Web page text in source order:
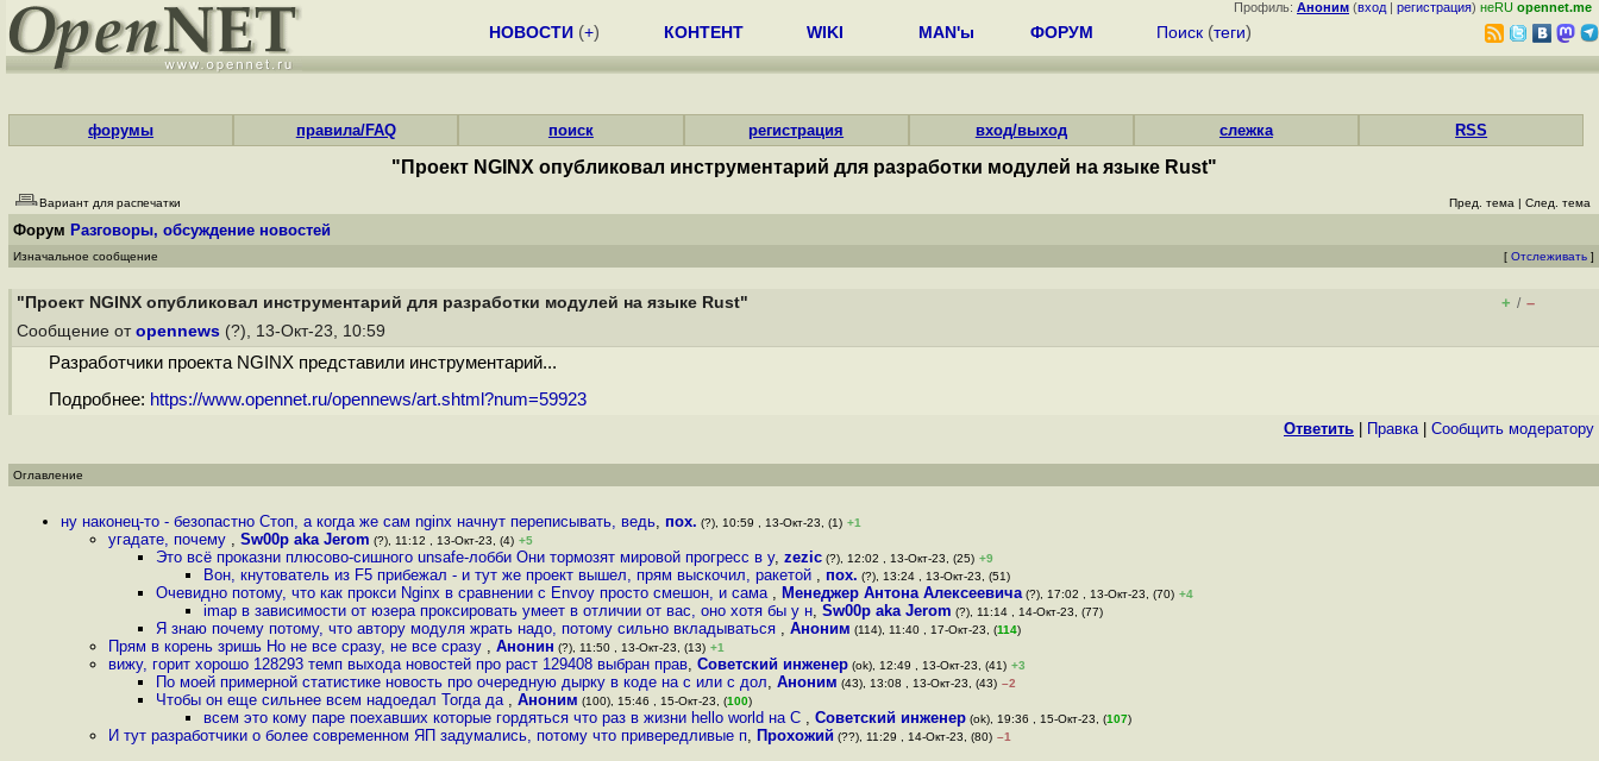
Профиль: Аноним (вход | регистрация) неRU opennet.me
НОВОСТИ (+) КОНТЕНТ WIKI MAN'ы ФОРУМ Поиск (теги)
форумы правила/FAQ поиск регистрация вход/выход слежка RSS
"Проект NGINX опубликовал инструментарий для разработки модулей на языке Rust"
Вариант для распечатки Пред. тема | След. тема
Форум Разговоры, обсуждение новостей
Изначальное сообщение [ Отслеживать ]
"Проект NGINX опубликовал инструментарий для разработки модулей на языке Rust" + / –
Сообщение от opennews (?), 13-Окт-23, 10:59
Разработчики проекта NGINX представили инструментарий...
Подробнее: https://www.opennet.ru/opennews/art.shtml?num=59923
Ответить Правка| Cообщить модератору
Оглавление
ну наконец-то - безопастно Стоп, а когда же сам nginx начнут переписывать, ведь, пох. (?), 10:59 , 13-Окт-23, (1) +1
угадате, почему , Sw00p aka Jerom (?), 11:12 , 13-Окт-23, (4) +5
Это всё проказни плюсово-сишного unsafe-лобби Они тормозят мировой прогресс в у, zezic (?), 12:02 , 13-Окт-23, (25) +9
Вон, кнутователь из F5 прибежал - и тут же проект вышел, прям выскочил, ракетой , пох. (?), 13:24 , 13-Окт-23, (51)
Очевидно потому, что как прокси Nginx в сравнении с Envoy просто смешон, и сама , Менеджер Антона Алексеевича (?), 17:02 , 13-Окт-23, (70) +4
imap в зависимости от юзера проксировать умеет в отличии от вас, оно хотя бы у н, Sw00p aka Jerom (?), 11:14 , 14-Окт-23, (77)
Я знаю почему потому, что автору модуля жрать надо, потому сильно вкладываться , Аноним (114), 11:40 , 17-Окт-23, (114)
Прям в корень зришь Но не все сразу, не все сразу , Анонин (?), 11:50 , 13-Окт-23, (13) +1
вижу, горит хорошо 128293 темп выхода новостей про раст 129408 выбран прав, Советский инженер (ok), 12:49 , 13-Окт-23, (41) +3
По моей примерной статистике новость про очередную дырку в коде на с или с дол, Аноним (43), 13:08 , 13-Окт-23, (43) –2
Чтобы он еще сильнее всем надоедал Тогда да , Аноним (100), 15:46 , 15-Окт-23, (100)
всем это кому паре поехавших которые гордяться что раз в жизни hello world на С , Советский инженер (ok), 19:36 , 15-Окт-23, (107)
И тут разработчики о более современном ЯП задумались, потому что привередливые п, Прохожий (??), 11:29 , 14-Окт-23, (80) –1